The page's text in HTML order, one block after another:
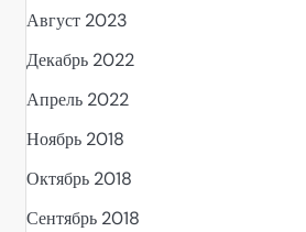
Август 2023
Декабрь 2022
Апрель 2022
Ноябрь 2018
Октябрь 2018
Сентябрь 2018